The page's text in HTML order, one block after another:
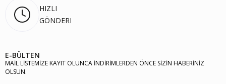
HIZLI
GÖNDERI
E-BÜLTEN
MAİL LİSTEMİZE KAYIT OLUNCA İNDİRİMLERDEN ÖNCE SİZİN HABERİNİZ
OLSUN.